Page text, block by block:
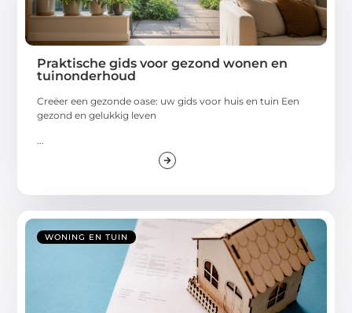
Praktische gids voor gezond wonen en
tuinonderhoud
Creëer een gezonde oase: uw gids voor huis en tuin Een
gezond en gelukkig leven
...
WONING EN TUIN